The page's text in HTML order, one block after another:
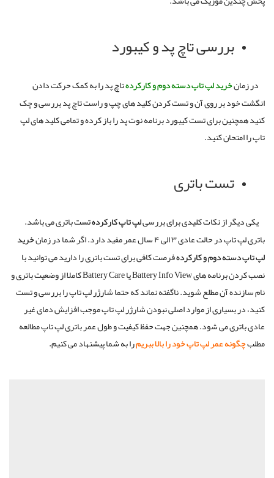
بررسی تاچ پد و کیبورد
در زمانخریدلپتاپدستهدوموکارکردهتاچ پد را به کمک حرکت دادن
انگشت خود بر روی آن و تست کردن کلید های چپ و راست تاچ پد بررسی و چک
کنید همچنین برای تست کیبورد برنامه نوت پد را باز کرده و تمامی کلید های لپ
تاپ را امتحان کنید.
تست باتری
یکی دیگر از نکات کلیدی برای بررسیلپتاپکارکردهتست باتری می باشد.
باتری لپ تاپ در حالت عادی الی سال عمر مفید دارد.اگر شما در زمانخرید
لپتاپدستهدوموکارکردهفرصت کافی برای تست باتری را دارید می توانید با
نصب کردن برنامه هایBattery Info ViewیاBattery Careکاملا از وضعیت باتری و
نام سازنده آن مطلع شوید.ناگفته نماند که حتما شارژر لپ تاپ را بررسی و تست
کنید، در بسیاری از موارد اصلی نبودن شارژر لپ تاپ موجب افزایش دمای غیر
عادی باتری می شود. همچنین جهت حفظ کیفیت و طول عمر باتری لپ تاپ مطالعه
مطلبچگونه عمر لپ تاپ خود را بالا ببریمرا به شما پیشنهاد می کنیم.